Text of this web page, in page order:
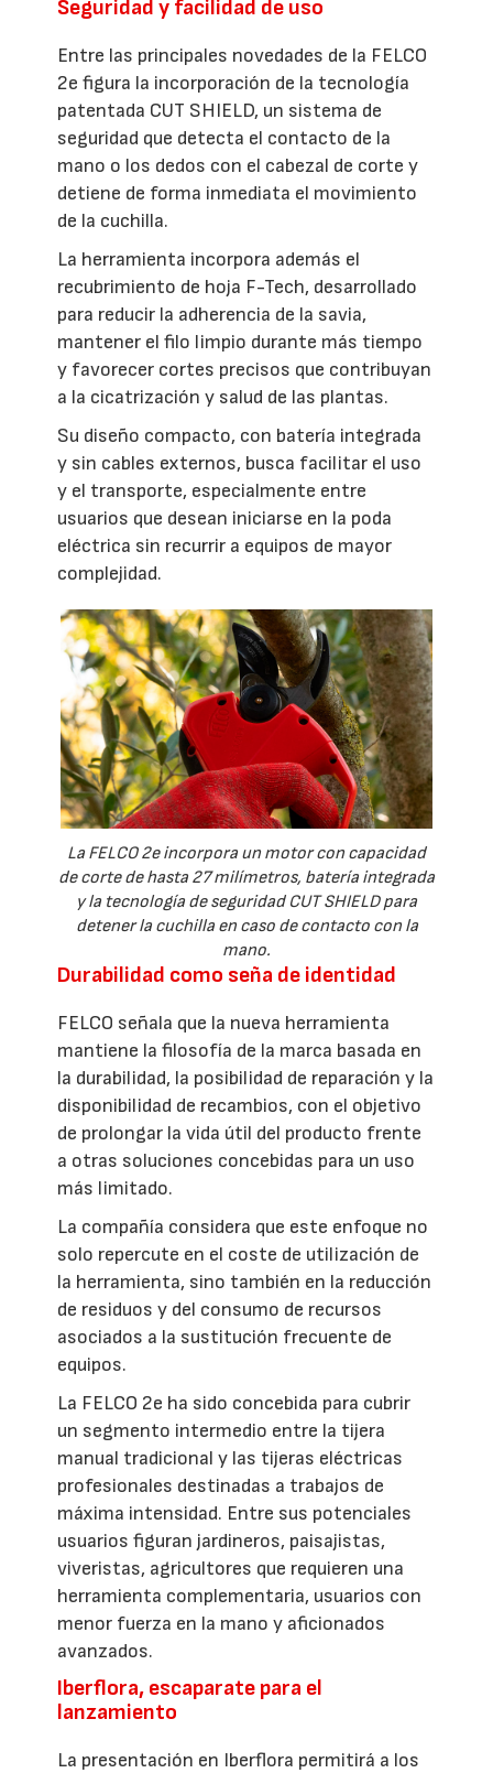
Seguridad y facilidad de uso
Entre las principales novedades de la FELCO
2e figura la incorporación de la tecnología
patentada CUT SHIELD, un sistema de
seguridad que detecta el contacto de la
mano o los dedos con el cabezal de corte y
detiene de forma inmediata el movimiento
de la cuchilla.
La herramienta incorpora además el
recubrimiento de hoja F-Tech, desarrollado
para reducir la adherencia de la savia,
mantener el filo limpio durante más tiempo
y favorecer cortes precisos que contribuyan
a la cicatrización y salud de las plantas.
Su diseño compacto, con batería integrada
y sin cables externos, busca facilitar el uso
y el transporte, especialmente entre
usuarios que desean iniciarse en la poda
eléctrica sin recurrir a equipos de mayor
complejidad.
La FELCO 2e incorpora un motor con capacidad
de corte de hasta 27 milímetros, batería integrada
y la tecnología de seguridad CUT SHIELD para
detener la cuchilla en caso de contacto con la
mano.
Durabilidad como seña de identidad
FELCO señala que la nueva herramienta
mantiene la filosofía de la marca basada en
la durabilidad, la posibilidad de reparación y la
disponibilidad de recambios, con el objetivo
de prolongar la vida útil del producto frente
a otras soluciones concebidas para un uso
más limitado.
La compañía considera que este enfoque no
solo repercute en el coste de utilización de
la herramienta, sino también en la reducción
de residuos y del consumo de recursos
asociados a la sustitución frecuente de
equipos.
La FELCO 2e ha sido concebida para cubrir
un segmento intermedio entre la tijera
manual tradicional y las tijeras eléctricas
profesionales destinadas a trabajos de
máxima intensidad. Entre sus potenciales
usuarios figuran jardineros, paisajistas,
viveristas, agricultores que requieren una
herramienta complementaria, usuarios con
menor fuerza en la mano y aficionados
avanzados.
Iberflora, escaparate para el
lanzamiento
La presentación en Iberflora permitirá a los